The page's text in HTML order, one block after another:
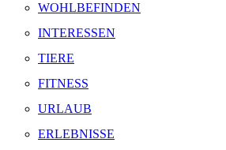
WOHLBEFINDEN
INTERESSEN
TIERE
FITNESS
URLAUB
ERLEBNISSE